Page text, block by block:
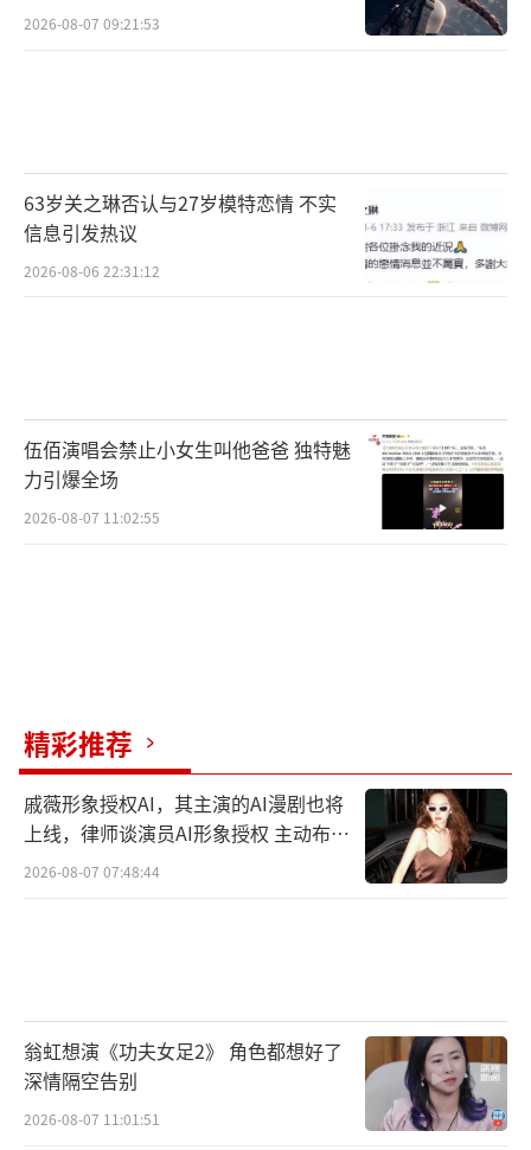
2026-08-07 09:21:53
63岁关之琳否认与27岁模特恋情 不实
信息引发热议
2026-08-06 22:31:12
伍佰演唱会禁止小女生叫他爸爸 独特魅
力引爆全场
2026-08-07 11:02:55
精彩推荐
戚薇形象授权AI，其主演的AI漫剧也将
上线，律师谈演员AI形象授权 主动布局
数字资产
2026-08-07 07:48:44
翁虹想演《功夫女足2》 角色都想好了
深情隔空告别
2026-08-07 11:01:51